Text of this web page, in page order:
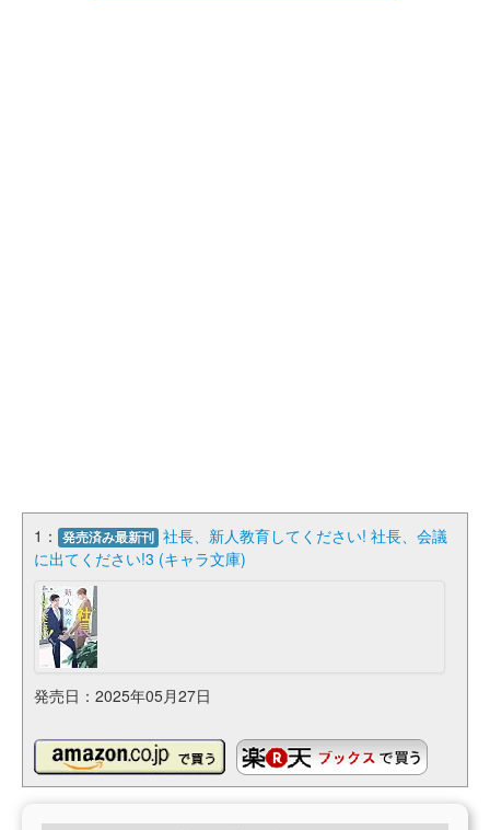
1： 発売済み最新刊 社長、新人教育してください! 社長、会議
に出てください!3 (キャラ文庫)
発売日：2025年05月27日